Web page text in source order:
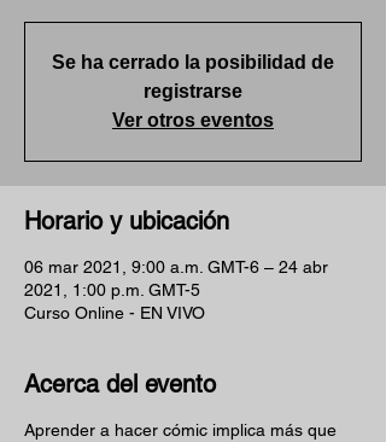
Se ha cerrado la posibilidad de
registrarse
Ver otros eventos
Horario y ubicación
06 mar 2021, 9:00 a.m. GMT-6 – 24 abr
2021, 1:00 p.m. GMT-5
Curso Online - EN VIVO
Acerca del evento
Aprender a hacer cómic implica más que